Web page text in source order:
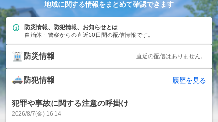
地域に関する情報をまとめて確認できます
防災情報、防犯情報、お知らせとは
自治体・警察からの直近30日間の配信情報です。
防災情報 直近の配信はありません。
防犯情報 履歴を見る
犯罪や事故に関する注意の呼掛け
2026/8/7(金) 16:14